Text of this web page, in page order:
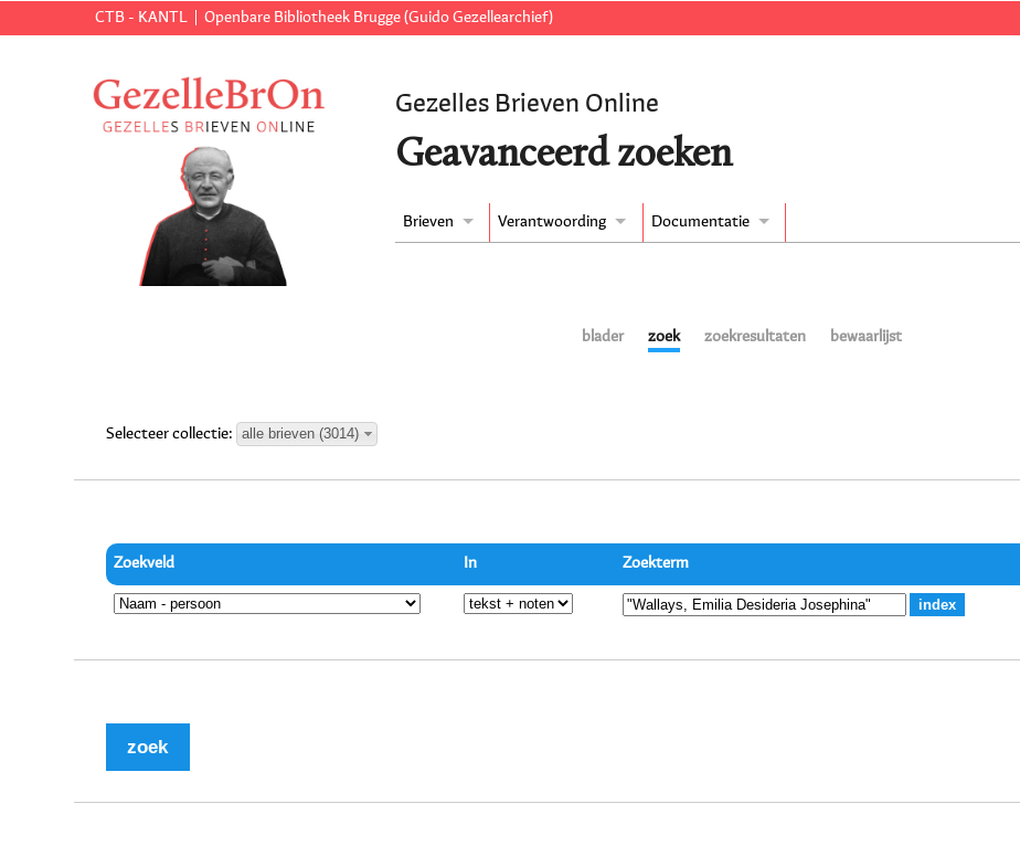
CTB - KANTL Openbare Bibliotheek Brugge (Guido Gezellearchief)
Gezelles Brieven Online
Geavanceerd zoeken
Brieven Verantwoording Documentatie
blader zoek zoekresultaten bewaarlijst
Selecteer collectie: alle brieven (3014)
Zoekveld In Zoekterm